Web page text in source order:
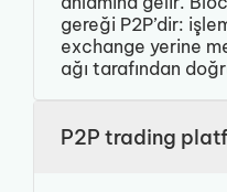
gereği P2P’dir:
exchange yerine
ağı tarafından
P2P trading